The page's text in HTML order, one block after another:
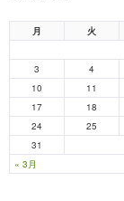
月 火
« 3月
3
4
10
11
17
18
24
25
31